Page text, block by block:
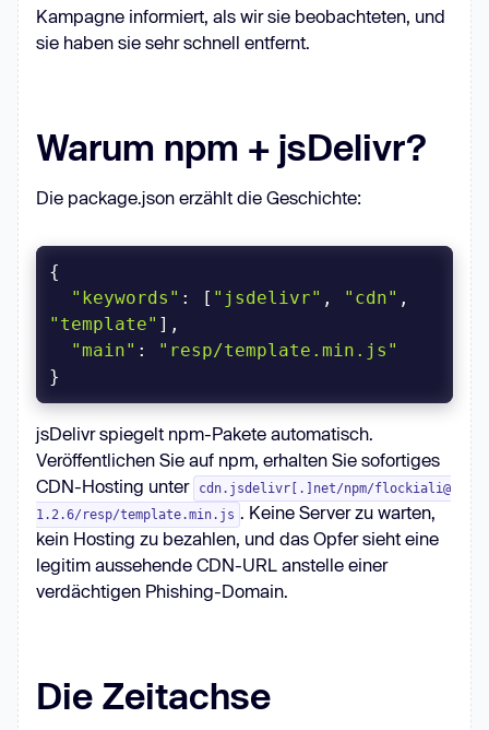
Kampagne informiert, als wir sie beobachteten, und
sie haben sie sehr schnell entfernt.
Warum npm + jsDelivr?
Die package.json erzählt die Geschichte:
"keywords" : [ "jsdelivr" , "cdn"
"template"
"main" :
"resp/template.min.js"
jsDelivr spiegelt npm-Pakete automatisch.
Veröffentlichen Sie auf npm, erhalten Sie sofortiges
CDN-Hosting unter
cdn.jsdelivr[.]net/npm/flockiali@
1.2.6/resp/template.min.js . Keine Server zu warten,
kein Hosting zu bezahlen, und das Opfer sieht eine
legitim aussehende CDN-URL anstelle einer
verdächtigen Phishing-Domain.
Die Zeitachse